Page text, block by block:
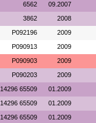
6562 09.2007
3862 2008
P092196 2009
P090913 2009
P090903 2009
P090203 2009
65509 01.2009
65509 01.2009
65509 01.2009